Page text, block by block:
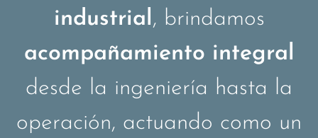
industrial, brindamos
acompañamiento integral
desde la ingeniería hasta la
operación, actuando como un